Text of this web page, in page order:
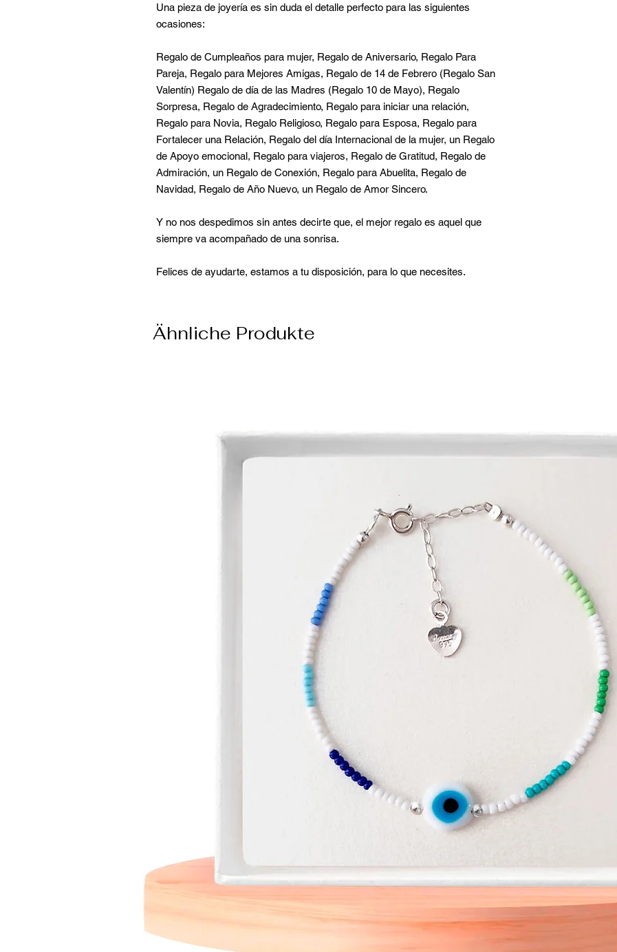
Una pieza de joyería es sin duda el detalle perfecto para las siguientes
ocasiones:
Regalo de Cumpleaños para mujer, Regalo de Aniversario, Regalo Para
Pareja, Regalo para Mejores Amigas, Regalo de 14 de Febrero (Regalo San
Valentín) Regalo de día de las Madres (Regalo 10 de Mayo), Regalo
Sorpresa, Regalo de Agradecimiento, Regalo para iniciar una relación,
Regalo para Novia, Regalo Religioso, Regalo para Esposa, Regalo para
Fortalecer una Relación, Regalo del día Internacional de la mujer, un Regalo
de Apoyo emocional, Regalo para viajeros, Regalo de Gratitud, Regalo de
Admiración, un Regalo de Conexión, Regalo para Abuelita, Regalo de
Navidad, Regalo de Año Nuevo, un Regalo de Amor Sincero.
Y no nos despedimos sin antes decirte que, el mejor regalo es aquel que
siempre va acompañado de una sonrisa.
Felices de ayudarte, estamos a tu disposición, para lo que necesites.
Ähnliche Produkte